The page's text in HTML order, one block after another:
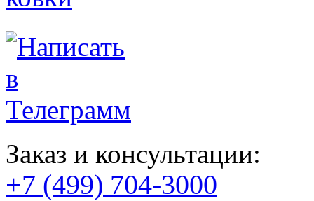
Заказ и консультации:
+7 (499) 704-3000